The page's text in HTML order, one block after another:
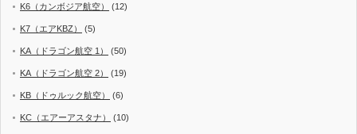
K6（カンボジア航空） (12)
K7（エアKBZ） (5)
KA（ドラゴン航空 1） (50)
KA（ドラゴン航空 2） (19)
KB（ドゥルック航空） (6)
KC（エアーアスタナ） (10)